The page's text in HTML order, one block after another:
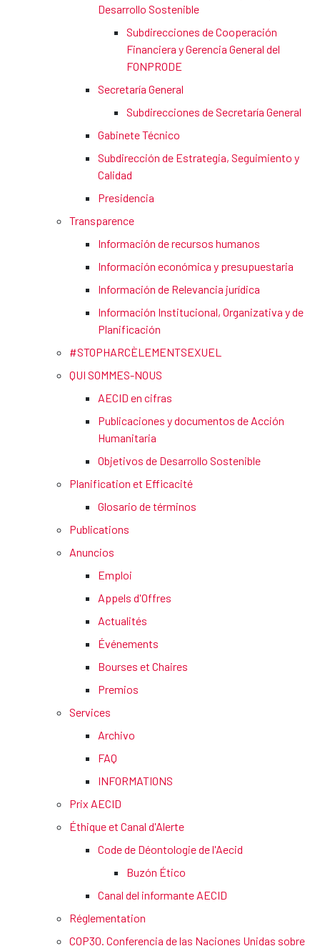
Desarrollo Sostenible
Subdirecciones de Cooperación
Financiera y Gerencia General del
FONPRODE
Secretaría General
Subdirecciones de Secretaría General
Gabinete Técnico
Subdirección de Estrategia, Seguimiento y
Calidad
Presidencia
Transparence
Información de recursos humanos
Información económica y presupuestaria
Información de Relevancia jurídica
Información Institucional, Organizativa y de
Planificación
#STOPHARCÈLEMENTSEXUEL
QUI SOMMES-NOUS
AECID en cifras
Publicaciones y documentos de Acción
Humanitaria
Objetivos de Desarrollo Sostenible
Planification et Efficacité
Glosario de términos
Publications
Anuncios
Emploi
Appels d'Offres
Actualités
Événements
Bourses et Chaires
Premios
Services
Archivo
FAQ
INFORMATIONS
Prix AECID
Éthique et Canal d'Alerte
Code de Déontologie de l'Aecid
Buzón Ético
Canal del informante AECID
Réglementation
COP30. Conferencia de las Naciones Unidas sobre